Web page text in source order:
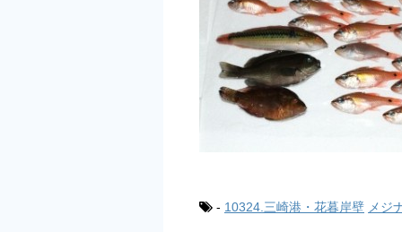
- 10324.三崎港・花暮岸壁 メジ